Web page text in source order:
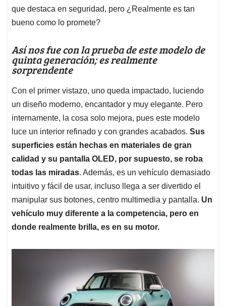
que destaca en seguridad, pero ¿Realmente es tan
bueno como lo promete?
Así nos fue con la prueba de este modelo de
quinta generación; es realmente
sorprendente
Con el primer vistazo, uno queda impactado, luciendo
un diseño moderno, encantador y muy elegante. Pero
internamente, la cosa solo mejora, pues este modelo
luce un interior refinado y con grandes acabados. Sus
superficies están hechas en materiales de gran
calidad y su pantalla OLED, por supuesto, se roba
todas las miradas. Además, es un vehículo demasiado
intuitivo y fácil de usar, incluso llega a ser divertido el
manipular sus botones, centro multimedia y pantalla. Un
vehículo muy diferente a la competencia, pero en
donde realmente brilla, es en su motor.